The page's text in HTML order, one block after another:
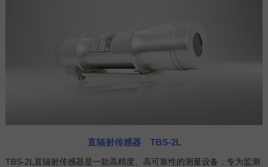
直辐射传感器 TBS-2L
TBS-2L直辐射传感器是一款高精度、高可靠性的测量设备，专为监测